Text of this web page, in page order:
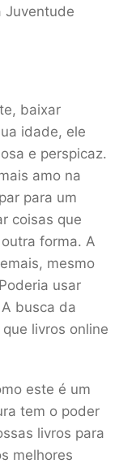
Juventude
baixar
idade, ele
e perspicaz.
amo na
para um
coisas que
forma. A
mesmo
usar
busca da
livros online
este é um
tem o poder
livros para
melhores